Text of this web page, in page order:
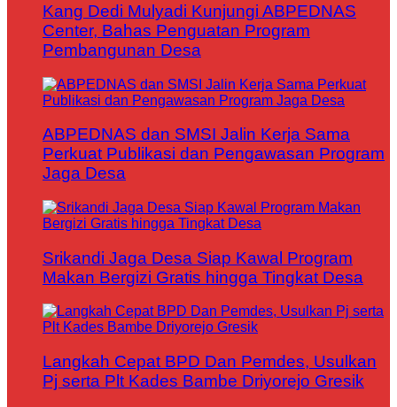
Kang Dedi Mulyadi Kunjungi ABPEDNAS
Center, Bahas Penguatan Program
Pembangunan Desa
ABPEDNAS dan SMSI Jalin Kerja Sama
Perkuat Publikasi dan Pengawasan Program
Jaga Desa
Srikandi Jaga Desa Siap Kawal Program
Makan Bergizi Gratis hingga Tingkat Desa
Langkah Cepat BPD Dan Pemdes, Usulkan
Pj serta Plt Kades Bambe Driyorejo Gresik